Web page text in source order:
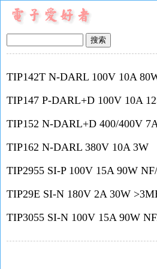
TIP142T N-DARL 100V 10A
TIP147 P-DARL+D 100V 10A
TIP152 N-DARL+D 400/400V
TIP162 N-DARL 380V 10A 3W
TIP2955 SI-P 100V 15A 90W
TIP29E SI-N 180V 2A 30W
TIP3055 SI-N 100V 15A 90W